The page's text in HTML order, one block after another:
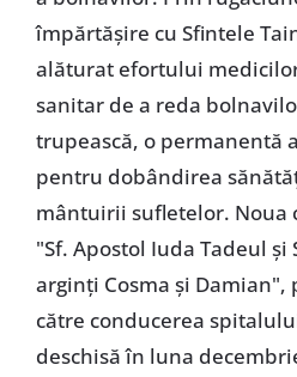
împărtășire cu Sfintele
alăturat efortului
sanitar de a reda
trupească, o permanentă
pentru dobândirea
mântuirii sufletelor. Noua
"Sf. Apostol Iuda Tadeul
arginți Cosma și Damian",
către conducerea
deschisă în luna